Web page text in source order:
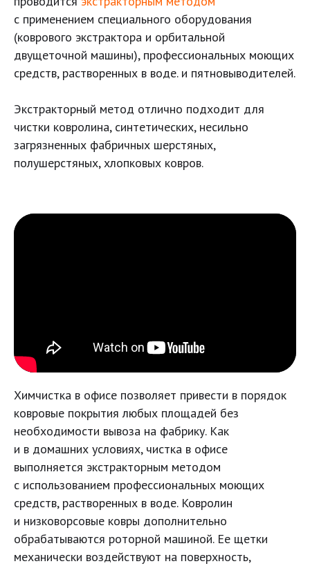
с применением специального оборудования
(коврового экстрактора и орбитальной
двущеточной машины), профессиональных моющих
средств, растворенных в воде. и пятновыводителей.
Экстракторный метод отлично подходит для
чистки ковролина, синтетических, несильно
загрязненных фабричных шерстяных,
полушерстяных, хлопковых ковров.
Химчистка в офисе позволяет привести в порядок
ковровые покрытия любых площадей без
необходимости вывоза на фабрику. Как
и в домашних условиях, чистка в офисе
выполняется экстракторным методом
с использованием профессиональных моющих
средств, растворенных в воде. Ковролин
и низковорсовые ковры дополнительно
обрабатываются роторной машиной. Ее щетки
механически воздействуют на поверхность,